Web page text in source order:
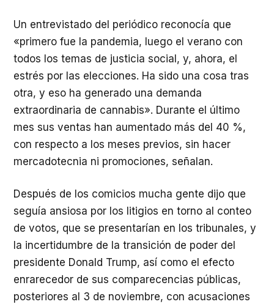
Un entrevistado del periódico reconocía que
«primero fue la pandemia, luego el verano con
todos los temas de justicia social, y, ahora, el
estrés por las elecciones. Ha sido una cosa tras
otra, y eso ha generado una demanda
extraordinaria de cannabis». Durante el último
mes sus ventas han aumentado más del 40 %,
con respecto a los meses previos, sin hacer
mercadotecnia ni promociones, señalan.
Después de los comicios mucha gente dijo que
seguía ansiosa por los litigios en torno al conteo
de votos, que se presentarían en los tribunales, y
la incertidumbre de la transición de poder del
presidente Donald Trump, así como el efecto
enrarecedor de sus comparecencias públicas,
posteriores al 3 de noviembre, con acusaciones